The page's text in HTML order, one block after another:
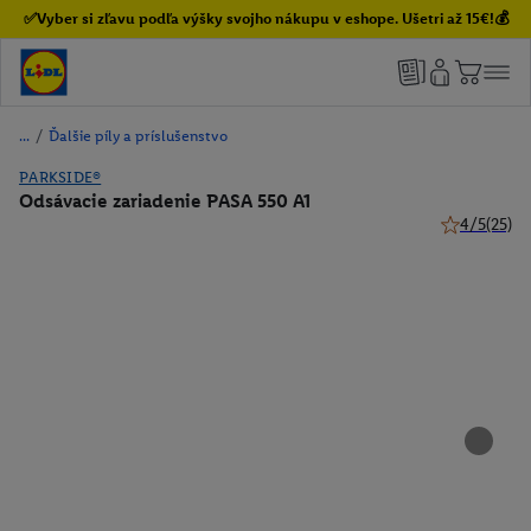
✅Vyber si zľavu podľa výšky svojho nákupu v eshope. Ušetri až 15€!💰
/ Ďalšie píly a príslušenstvo
PARKSIDE®
Odsávacie zariadenie PASA 550 A1
4/5(25)